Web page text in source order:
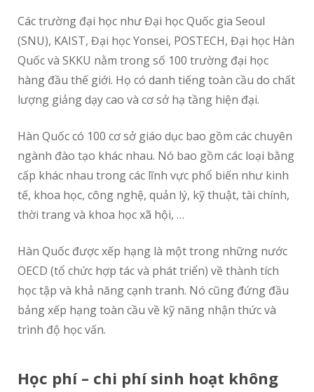
Các trường đại học như Đại học Quốc gia Seoul
(SNU), KAIST, Đại học Yonsei, POSTECH, Đại học Hàn
Quốc và SKKU nằm trong số 100 trường đại học
hàng đầu thế giới. Họ có danh tiếng toàn cầu do chất
lượng giảng dạy cao và cơ sở hạ tầng hiện đại.
Hàn Quốc có 100 cơ sở giáo dục bao gồm các chuyên
ngành đào tạo khác nhau. Nó bao gồm các loại bằng
cấp khác nhau trong các lĩnh vực phổ biến như kinh
tế, khoa học, công nghệ, quản lý, kỹ thuật, tài chính,
thời trang và khoa học xã hội, …
Hàn Quốc được xếp hạng là một trong những nước
OECD (tổ chức hợp tác và phát triển) về thành tích
học tập và khả năng cạnh tranh. Nó cũng đứng đầu
bảng xếp hạng toàn cầu về kỹ năng nhận thức và
trình độ học vấn.
Học phí – chi phí sinh hoạt không